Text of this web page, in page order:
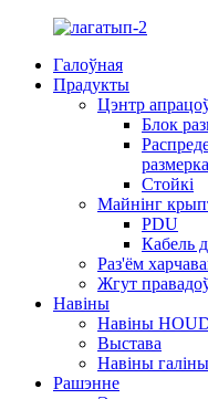
Галоўная
Прадукты
Цэнтр
Блок
Стойкі
Майнінг
PDU
Кабель
Раз'ём
Жгут
Навіны
Навіны
Выстава
Навіны галіны
Рашэнне